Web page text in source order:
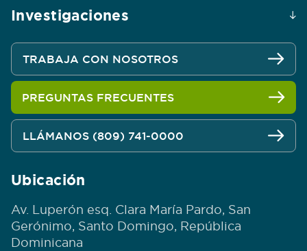
Investigaciones
TRABAJA CON NOSOTROS
PREGUNTAS FRECUENTES
LLÁMANOS (809) 741-0000
Ubicación
Av. Luperón esq. Clara María Pardo, San
Gerónimo, Santo Domingo, República
Dominicana